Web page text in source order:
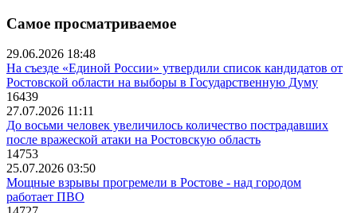
Самое просматриваемое
29.06.2026 18:48
На съезде «Единой России» утвердили список кандидатов от
Ростовской области на выборы в Государственную Думу
16439
27.07.2026 11:11
До восьми человек увеличилось количество пострадавших
после вражеской атаки на Ростовскую область
14753
25.07.2026 03:50
Мощные взрывы прогремели в Ростове - над городом
работает ПВО